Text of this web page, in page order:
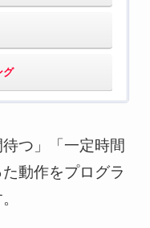
グ
つ」「一定時間
動作をプログラ